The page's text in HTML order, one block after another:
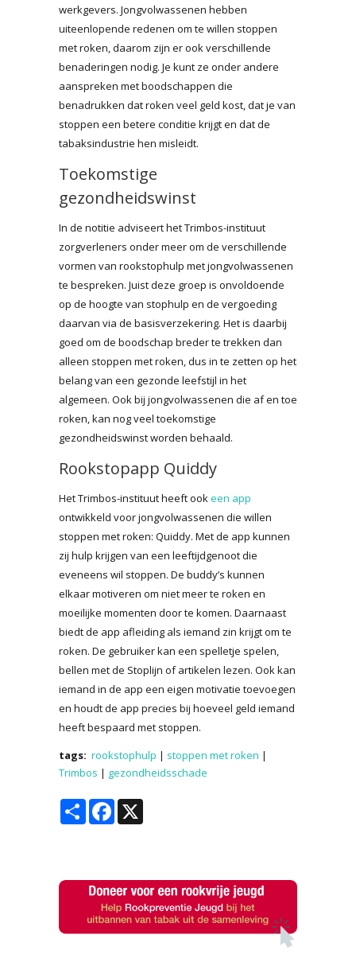
werkgevers. Jongvolwassenen hebben
uiteenlopende redenen om te willen stoppen
met roken, daarom zijn er ook verschillende
benaderingen nodig. Je kunt ze onder andere
aanspreken met boodschappen die
benadrukken dat roken veel geld kost, dat je van
stoppen een betere conditie krijgt en dat de
tabaksindustrie hen misleidt.
Toekomstige
gezondheidswinst
In de notitie adviseert het Trimbos-instituut
zorgverleners onder meer om de verschillende
vormen van rookstophulp met jongvolwassenen
te bespreken. Juist deze groep is onvoldoende
op de hoogte van stophulp en de vergoeding
daarvan via de basisverzekering. Het is daarbij
goed om de boodschap breder te trekken dan
alleen stoppen met roken, dus in te zetten op het
belang van een gezonde leefstijl in het
algemeen. Ook bij jongvolwassenen die af en toe
roken, kan nog veel toekomstige
gezondheidswinst worden behaald.
Rookstopapp Quiddy
Het Trimbos-instituut heeft ookeen app
ontwikkeld voor jongvolwassenen die willen
stoppen met roken: Quiddy. Met de app kunnen
zij hulp krijgen van een leeftijdgenoot die
eveneens wil stoppen. De buddy’s kunnen
elkaar motiveren om niet meer te roken en
moeilijke momenten door te komen. Daarnaast
biedt de app afleiding als iemand zin krijgt om te
roken. De gebruiker kan een spelletje spelen,
bellen met de Stoplijn of artikelen lezen. Ook kan
iemand in de app een eigen motivatie toevoegen
en houdt de app precies bij hoeveel geld iemand
heeft bespaard met stoppen.
tags: rookstophulp | stoppen met roken |
Trimbos | gezondheidsschade
Share Facebook